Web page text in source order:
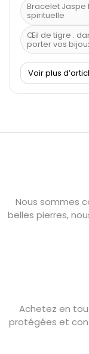
Bracelet Jaspe
spirituelle
Œil de tigre :
porter vos
À quel poignet
Découvrez le
Bienfaits de la
L’améthyste
Chrysocolle :
Obsidienne
Véritable
Où placer la
Cornaline :
Capricorne :
Voir plus
Nous sommes
belles pierres,
Achetez en
protégées et